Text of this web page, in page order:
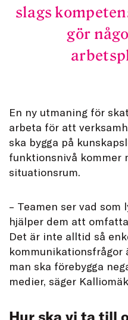
slags
gör
En ny utmaning för
arbeta för att
ska bygga på
funktionsnivå kommer
situationsrum.
– Teamen ser vad
hjälper dem att
Det är inte alltid så
kommunikationsfrågor
man ska förebygga
medier, säger